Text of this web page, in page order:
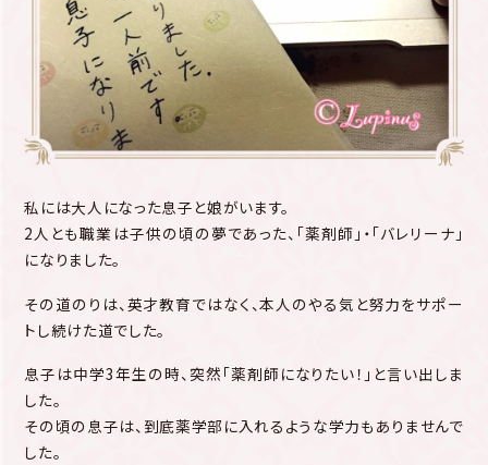
私には大人になった息子と娘がいます。
2人とも職業は子供の頃の夢であった、「薬剤師」・「バレリーナ」
になりました。
その道のりは、英才教育ではなく、本人のやる気と努力をサポー
トし続けた道でした。
息子は中学3年生の時、突然「薬剤師になりたい！」と言い出しま
した。
その頃の息子は、到底薬学部に入れるような学力もありませんで
した。